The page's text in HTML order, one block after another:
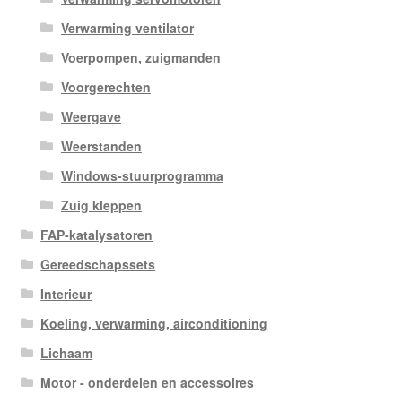
Verwarming ventilator
Voerpompen, zuigmanden
Voorgerechten
Weergave
Weerstanden
Windows-stuurprogramma
Zuig kleppen
FAP-katalysatoren
Gereedschapssets
Interieur
Koeling, verwarming, airconditioning
Lichaam
Motor - onderdelen en accessoires